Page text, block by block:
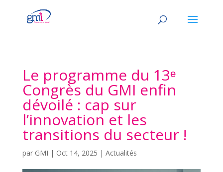
Le programme du 13ᵉ
Congrès du GMI enfin
dévoilé : cap sur
l’innovation et les
transitions du secteur !
par GMI | Oct 14, 2025 | Actualités